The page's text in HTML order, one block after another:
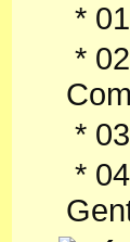
*
*
*
*